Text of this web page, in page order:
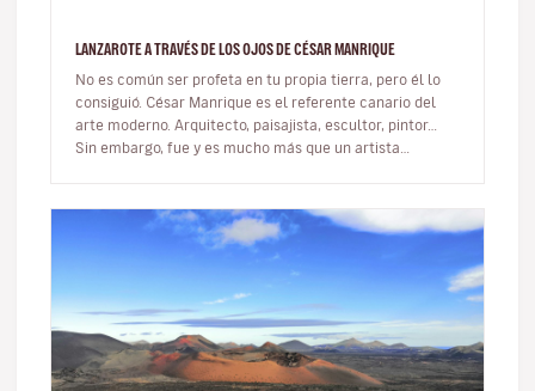
LANZAROTE A TRAVÉS DE LOS OJOS DE CÉSAR MANRIQUE
No es común ser profeta en tu propia tierra, pero él lo
consiguió. César Manrique es el referente canario del
arte moderno. Arquitecto, paisajista, escultor, pintor…
Sin embargo, fue y es mucho más que un artista